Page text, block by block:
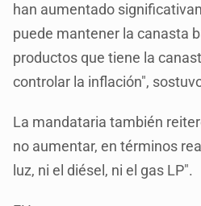
han aumentado
puede mantener la canasta
productos que tiene la
controlar la inflación",
La mandataria también
no aumentar, en términos
luz, ni el diésel, ni el gas LP".